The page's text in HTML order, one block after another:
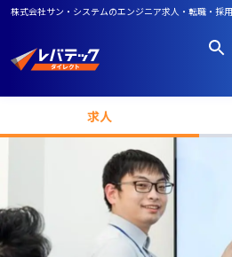
株式会社サン・システムのエンジニア求人・転職・
求人